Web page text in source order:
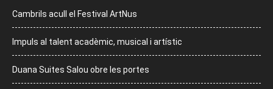
Cambrils acull el Festival ArtNus
Impuls al talent acadèmic, musical i artístic
Duana Suites Salou obre les portes